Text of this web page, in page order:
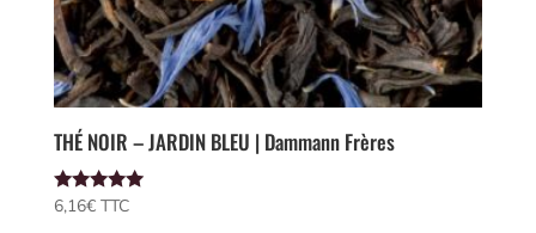
THÉ NOIR – JARDIN BLEU | Dammann Frères
Note
6,16€ TTC